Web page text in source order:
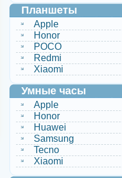
Планшеты
Apple
Honor
POCO
Redmi
Xiaomi
Умные часы
Apple
Honor
Huawei
Samsung
Tecno
Xiaomi